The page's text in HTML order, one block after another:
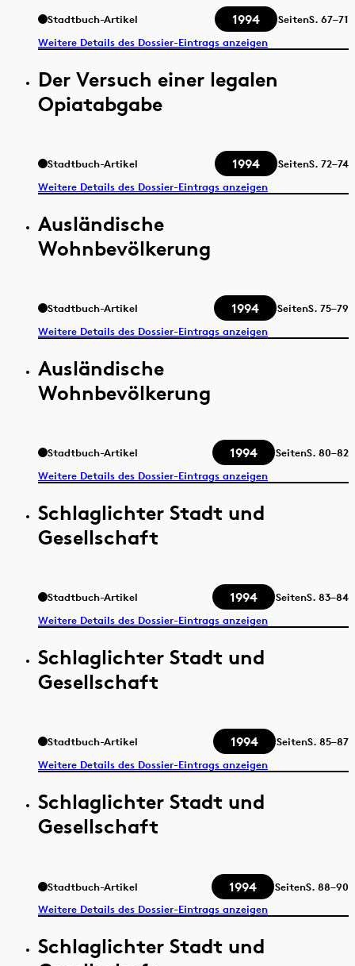
Stadtbuch-Artikel 1994 SeitenS. 67–71
Weitere Details des Dossier-Eintrags anzeigen
Der Versuch einer legalen
Opiatabgabe
Stadtbuch-Artikel 1994 SeitenS. 72–74
Weitere Details des Dossier-Eintrags anzeigen
Ausländische
Wohnbevölkerung
Stadtbuch-Artikel 1994 SeitenS. 75–79
Weitere Details des Dossier-Eintrags anzeigen
Ausländische
Wohnbevölkerung
Stadtbuch-Artikel 1994 SeitenS. 80–82
Weitere Details des Dossier-Eintrags anzeigen
Schlaglichter Stadt und
Gesellschaft
Stadtbuch-Artikel 1994 SeitenS. 83–84
Weitere Details des Dossier-Eintrags anzeigen
Schlaglichter Stadt und
Gesellschaft
Stadtbuch-Artikel 1994 SeitenS. 85–87
Weitere Details des Dossier-Eintrags anzeigen
Schlaglichter Stadt und
Gesellschaft
Stadtbuch-Artikel 1994 SeitenS. 88–90
Weitere Details des Dossier-Eintrags anzeigen
Schlaglichter Stadt und